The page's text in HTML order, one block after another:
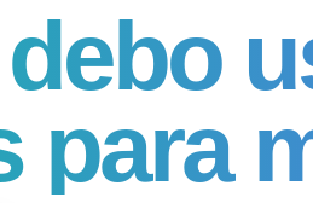
para